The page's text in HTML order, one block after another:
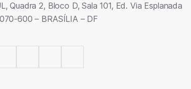
Quadra 2, Bloco D, Sala 101, Ed. Via Esplanada
600 – BRASÍLIA – DF